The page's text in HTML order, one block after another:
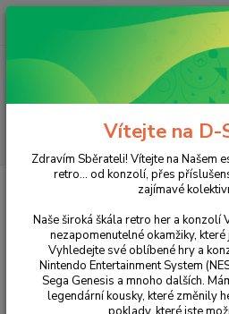
(Po-Pá, 15:00-20:00 hod.)
Universe at War
Universe at War
Vítejte na D-
Zdravím Sběrateli! Vítejte na Našem
retro... od konzolí, přes
zajímavé
Naše široká škála retro her a konzolí
nezapomenutelné okamžiky,
Vyhledejte své oblíbené hry a
Nintendo Entertainment System
Sega Genesis a mnoho dalších.
legendární kousky, které změnily